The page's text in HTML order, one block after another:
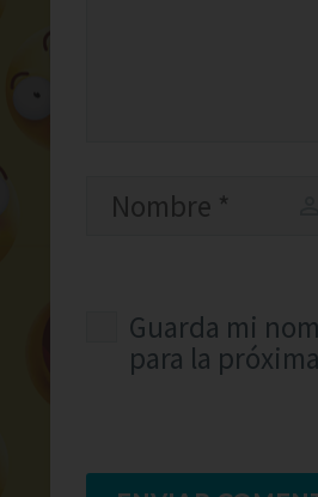
Guarda mi
para la